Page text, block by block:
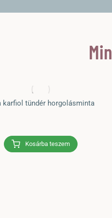
karfiol tündér horgolásminta
Kosárba teszem